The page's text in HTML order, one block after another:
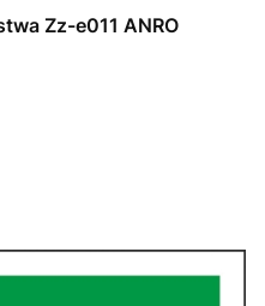
Zz-e011 ANRO